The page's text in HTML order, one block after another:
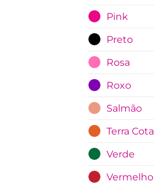
Pink
Preto
Rosa
Roxo
Salmão
Terra Cota
Verde
Vermelho